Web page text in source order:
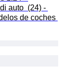
auto  (24) -
de coches